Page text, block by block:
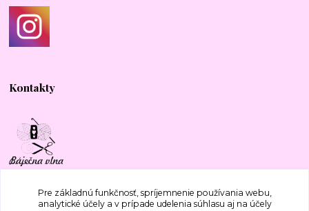
Kontakty
+421 917 577 388
Pre základnú funkčnosť, spríjemnenie používania webu,
analytické účely a v prípade udelenia súhlasu aj na účely